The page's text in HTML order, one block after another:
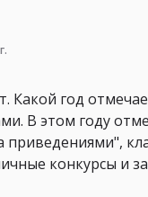
Какой год
В этом году
приведениями",
конкурсы и